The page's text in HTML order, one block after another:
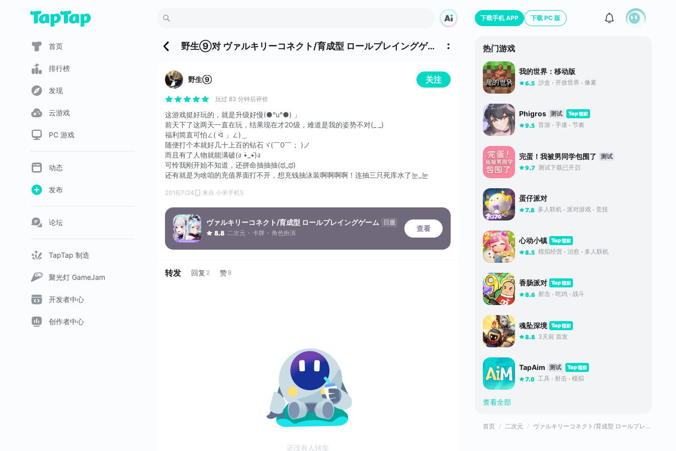
首页
排行榜
发现
云游戏
PC 游戏
动态
发布
论坛
TapTap 制造
聚光灯 GameJam
开发者中心
创作者中心
野生⑨对 ヴァルキリーコネクト/育成型 ロールプレイングゲーム 的评价
野生⑨ 关注
玩过 83 分钟后评价
这游戏挺好玩的，就是升级好慢(●°u°●)​ 」
前天下了这两天一直在玩，结果现在才20级，难道是我的姿势不对(_ _)
福利简直可怕∠( ᐛ 」∠)＿
随便打个本就好几十上百的钻石ヾ(￣0￣； )ノ
而且有了人物就能满破(ง •̀_•́)ง
可怜我刚开始不知道，还拼命抽抽抽(ಥ_ಥ)
还有就是为啥咱的充值界面打不开，想充钱抽泳装啊啊啊啊！连抽三只死库水了눈_눈
2016/7/24 来自 小米手机5
ヴァルキリーコネクト/育成型 ロールプレイングゲーム 日服
8.8 二次元 卡牌 角色扮演
查看
转发 回复 2 赞 8
还没有人转发
下载手机 APP 下载 PC 版
热门游戏
我的世界：移动版
6.5 沙盒 开放世界 像素
Phigros 测试
9.5 音游 手速 节奏
完蛋！我被男同学包围了 测试
9.7 测试下载已开启
蛋仔派对
7.8 多人联机 派对游戏 竞技
心动小镇
8.5 模拟经营 治愈 多人联机
香肠派对
8.6 射击 吃鸡 战斗
魂坠深境
8.8 3天前 首发
TapAim 测试
7.0 工具 射击 模拟
查看全部
首页 二次元 ヴァルキリーコネクト/育成型 ロールプレイングゲーム